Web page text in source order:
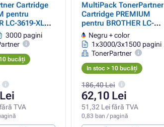
Cartridge
pentru
LC-3619-XL
black
3000 pagini
bucăți
TVA
MultiPack TonerPartner
Cartridge PREMIUM
pentru BROTHER LC-
3619-XL
(LC3619CMYKXL), black
+ color (negru + color)
Negru + color
1x3000/3x1500 pagini
TonerPartner
In stoc > 10 bucăți
186,40 Lei
62,10 Lei
51,32 Lei fără TVA
0,83 ban / pagină